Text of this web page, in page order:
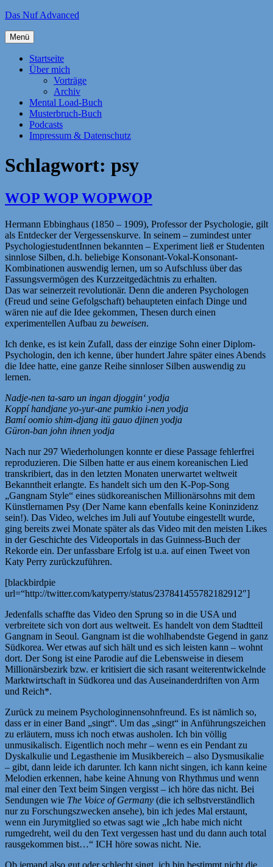
Zum
springen
Das Nuf Advanced
Menü
Startseite
Über mich
Vorträge
Archiv
Mental Load-Buch
Musterbruch-Buch
Podcasts
Impressum & Datenschutz
Schlagwort: psy
WOP WOP WOPWOP
Hermann Ebbinghaus (1850 – 1909), Professor der Psychologie, gilt
als Entdecker der Vergessenskurve. In seinem – zumindest unter
PsychologiestudentInnen bekannten – Experiment ließ er Studenten
sinnlose Silben, d.h. beliebige Konsonant-Vokal-Konsonant-
Kombinationen auswendig lernen, um so Aufschluss über das
Fassungsvermögen des Kurzzeitgedächtnis zu erhalten.
Das war seinerzeit revolutionär. Denn die anderen Psychologen
(Freud und seine Gefolgschaft) behaupteten einfach Dinge und
wären nie auf die Idee gekommen, Thesen durch einen
experimentellen Aufbau zu beweisen.
Ich denke, es ist kein Zufall, dass der einzige Sohn einer Diplom-
Psychologin, den ich kenne, über hundert Jahre später eines Abends
die Idee hatte, eine ganze Reihe sinnloser Silben auswendig zu
lernen.
Nadje-nen ta-saro un ingan djoggin‘ yodja
Koppí handjane yo-yur-ane pumkio i-nen yodja
Bamí oomio shim-djang itü gauo djinen yodja
Güron-ban john ihnen yodja
Nach nur 297 Wiederholungen konnte er diese Passage fehlerfrei
reproduzieren. Die Silben hatte er aus einem koreanischen Lied
transkribiert, das in den letzten Monaten unerwartet weltweit
Bekanntheit erlangte. Es handelt sich um den K-Pop-Song
„Gangnam Style“ eines südkoreanischen Millionärsohns mit dem
Künstlernamen Psy (Der Name kann ebenfalls keine Koninzidenz
sein!). Das Video, welches im Juli auf Youtube eingestellt wurde,
ging bereits zwei Monate später als das Video mit den meisten Likes
in der Geschichte des Videoportals in das Guinness-Buch der
Rekorde ein. Der unfassbare Erfolg ist u.a. auf einen Tweet von
Katy Perry zurückzuführen.
[blackbirdpie
url=“http://twitter.com/katyperry/status/237841455782182912″]
Jedenfalls schaffte das Video den Sprung so in die USA und
verbreitete sich von dort aus weltweit. Es handelt von dem Stadtteil
Gangnam in Seoul. Gangnam ist die wohlhabendste Gegend in ganz
Südkorea. Wer etwas auf sich hält und es sich leisten kann – wohnt
dort. Der Song ist eine Parodie auf die Lebensweise in diesem
Millionärsbezirk bzw. er kritisiert die sich rasant weiterentwickelnde
Marktwirtschaft in Südkorea und das Auseinanderdriften von Arm
und Reich*.
Zurück zu meinem Psychologinnensohnfreund. Es ist nämlich so,
dass er in einer Band „singt“. Um das „singt“ in Anführungszeichen
zu erläutern, muss ich noch etwas ausholen. Ich bin völlig
unmusikalisch. Eigentlich noch mehr – wenn es ein Pendant zu
Dyskalkulie und Legasthenie im Musikbereich – also Dysmusikalie
– gibt, dann leide ich darunter. Ich kann nicht singen, ich kann keine
Melodien erkennen, habe keine Ahnung von Rhythmus und wenn
mal einer den Text beim Singen vergisst – ich höre das nicht. Bei
Sendungen wie The Voice of Germany (die ich selbstverständlich
nur zu Forschungszwecken ansehe), bin ich jedes Mal erstaunt,
wenn ein Jurymitglied so etwas sagt wie „Ich habe mich nicht
rumgedreht, weil du den Text vergessen hast und du dann auch total
rausgekommen bist…“ ICH höre sowas nicht. Nie.
Ob jemand also gut oder schlecht singt, ich bin bestimmt nicht die